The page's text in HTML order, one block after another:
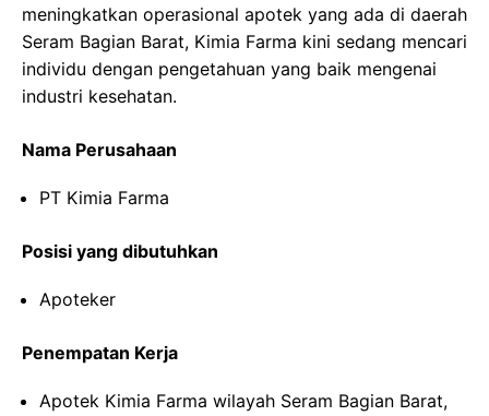
meningkatkan operasional apotek yang ada di daerah
Seram Bagian Barat, Kimia Farma kini sedang mencari
individu dengan pengetahuan yang baik mengenai
industri kesehatan.
Nama Perusahaan
PT Kimia Farma
Posisi yang dibutuhkan
Apoteker
Penempatan Kerja
Apotek Kimia Farma wilayah Seram Bagian Barat,